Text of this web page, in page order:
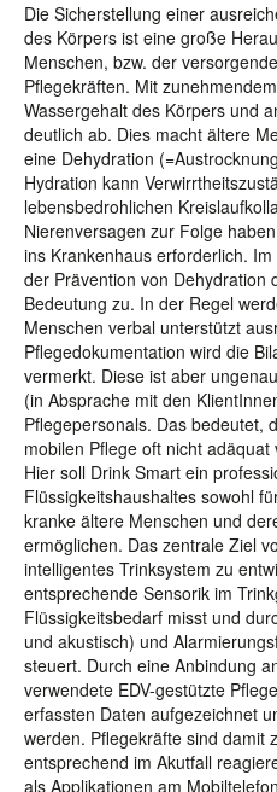
Die Sicherstellung einer
des Körpers ist eine große
Menschen, bzw. der
Pflegekräften. Mit
Wassergehalt des Körpers und
deutlich ab. Dies macht ältere
eine Dehydration
Hydration kann
lebensbedrohlichen
Nierenversagen zur Folge
ins Krankenhaus erforderlich.
der Prävention von Dehydration
Bedeutung zu. In der Regel
Menschen verbal unterstützt
Pflegedokumentation wird die
vermerkt. Diese ist aber
(in Absprache mit den
Pflegepersonals. Das bedeutet,
mobilen Pflege oft nicht
Hier soll Drink Smart ein
Flüssigkeitshaushaltes sowohl
kranke ältere Menschen und
ermöglichen. Das zentrale Ziel
intelligentes Trinksystem zu
entsprechende Sensorik im
Flüssigkeitsbedarf misst und
und akustisch) und
steuert. Durch eine Anbindung
verwendete EDV-gestützte
erfassten Daten aufgezeichnet
werden. Pflegekräfte sind damit
entsprechend im Akutfall
als Applikationen am